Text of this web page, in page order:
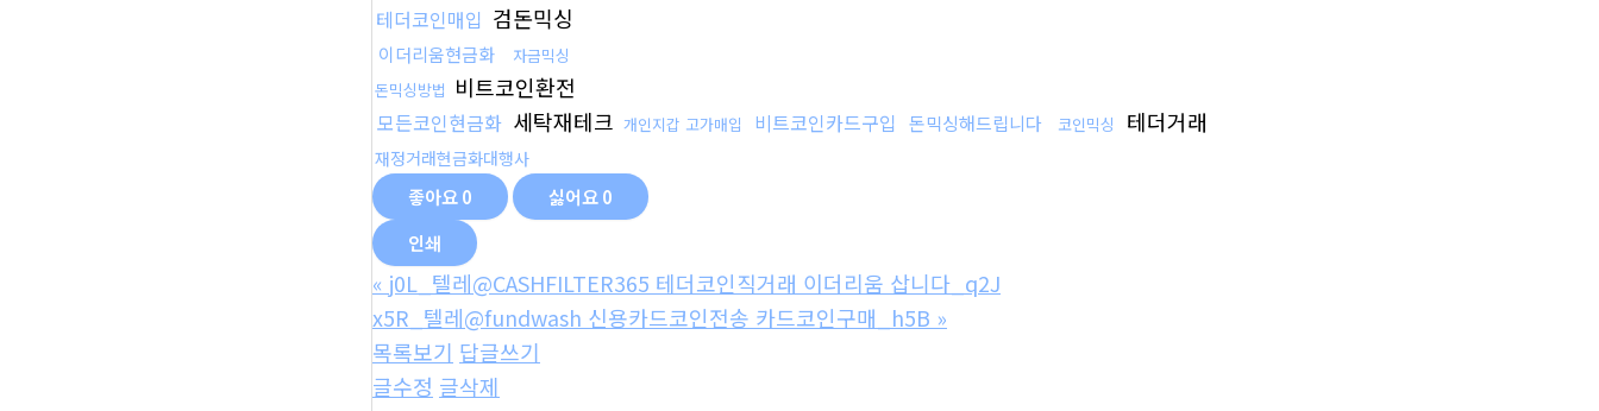
테더코인매입 검돈믹싱
이더리움현금화
자금믹싱
돈믹싱방법 비트코인환전
모든코인현금화 세탁재테크 개인지갑 고가매입 비트코인카드구입 돈믹싱해드립니다 코인믹싱 테더거래
재정거래현금화대행사
좋아요0 싫어요0
인쇄
« j0L_텔레@CASHFILTER365 테더코인직거래 이더리움 삽니다_q2J
x5R_텔레@fundwash 신용카드코인전송 카드코인구매_h5B »
목록보기 답글쓰기
글수정 글삭제